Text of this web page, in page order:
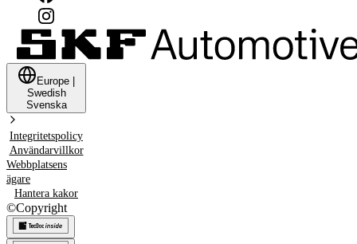
Europe
Swedish
Svenska
Integritetspolicy
Användarvillkor
Webbplatsens
ägare
Hantera kakor
©Copyright